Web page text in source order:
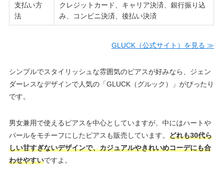
支払い方
法
クレジットカード、キャリア決済、銀行振り込
み、コンビニ決済、後払い決済
GLUCK（公式サイト）を見る ≫
シンプルでスタイリッシュな雰囲気のピアスが好みなら、ジェン
ダーレスなデザインで人気の「GLUCK（グルック）」がぴったり
です。
男女兼用で使えるピアスを中心としていますが、中にはハートや
パールをモチーフにしたピアスも販売しています。 どれも30代ら
しい甘すぎないデザインで、カジュアルやきれいめコーデにも合
わせやすいですよ。